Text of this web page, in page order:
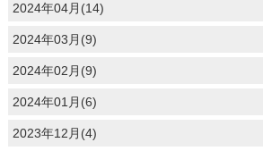
2024年04月(14)
2024年03月(9)
2024年02月(9)
2024年01月(6)
2023年12月(4)